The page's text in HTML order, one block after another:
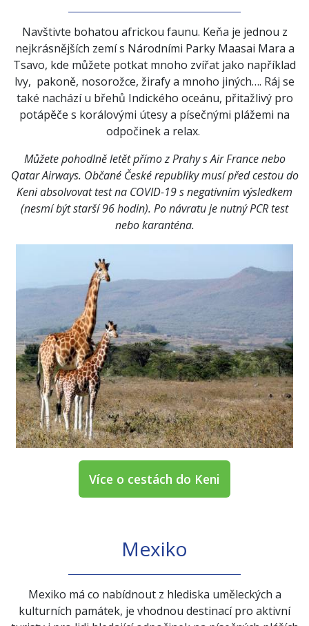
Navštivte bohatou africkou faunu. Keňa je jednou z
nejkrásnějších zemí s Národními Parky Maasai Mara a
Tsavo, kde můžete potkat mnoho zvířat jako například
lvy, pakoně, nosorožce, žirafy a mnoho jiných…. Ráj se
také nachází u břehů Indického oceánu, přitažlivý pro
potápěče s korálovými útesy a písečnými plážemi na
odpočinek a relax.
Můžete pohodlně letět přímo z Prahy s Air France nebo
Qatar Airways. Občané České republiky musí před cestou do
Keni absolvovat test na COVID-19 s negativním výsledkem
(nesmí být starší 96 hodin). Po návratu je nutný PCR test
nebo karanténa.
Více o cestách do Keni
Mexiko
Mexiko má co nabídnout z hlediska uměleckých a
kulturních památek, je vhodnou destinací pro aktivní